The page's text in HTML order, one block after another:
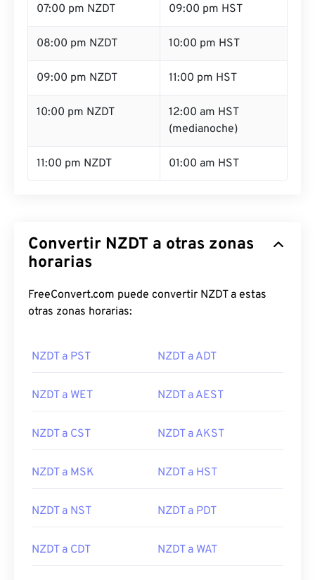
07:00 pm NZDT 09:00 pm HST
08:00 pm NZDT 10:00 pm HST
09:00 pm NZDT 11:00 pm HST
10:00 pm NZDT
12:00 am HST
(medianoche)
11:00 pm NZDT 01:00 am HST
Convertir NZDT a otras zonas
horarias
FreeConvert.com puede convertir NZDT a estas
otras zonas horarias:
NZDT a PST NZDT a ADT
NZDT a WET NZDT a AEST
NZDT a CST NZDT a AKST
NZDT a MSK NZDT a HST
NZDT a NST NZDT a PDT
NZDT a CDT NZDT a WAT